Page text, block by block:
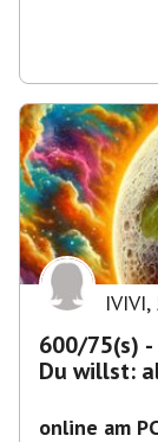
IVIVI,
600/75(s) -
Du willst:
online am